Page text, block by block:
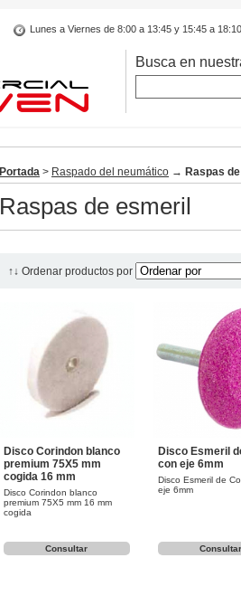
Lunes a Viernes de 8:00 a 13:45 y 15:45 a 18:10
Busca en
Portada > Raspado del neumático → Raspas
Raspas de esmeril
↑↓ Ordenar productos por
Disco Corindon blanco
premium 75X5 mm
cogida 16 mm
Disco Corindon blanco
premium 75X5 mm 16 mm
cogida
Consultar
Disco Esmeril
con eje 6mm
Disco Esmeril de
eje 6mm